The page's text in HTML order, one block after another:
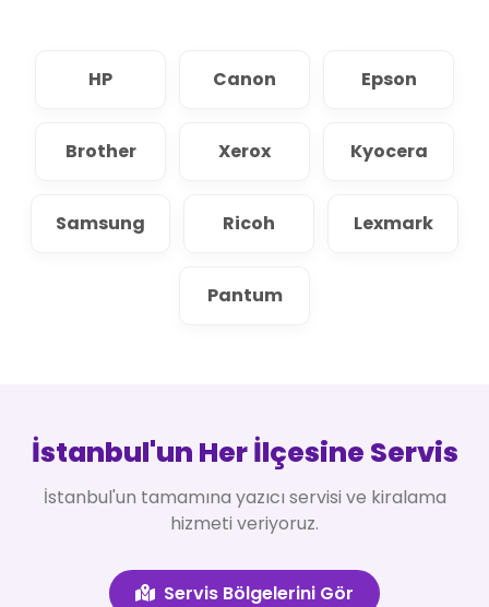
HP Canon Epson
Brother Xerox Kyocera
Samsung Ricoh Lexmark
Pantum
İstanbul'un Her İlçesine Servis
İstanbul'un tamamına yazıcı servisi ve kiralama
hizmeti veriyoruz.
Servis Bölgelerini Gör